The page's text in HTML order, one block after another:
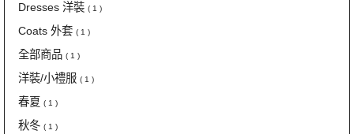
Dresses 洋裝 ( 1 )
Coats 外套 ( 1 )
全部商品 ( 1 )
洋裝/小禮服 ( 1 )
春夏 ( 1 )
秋冬 ( 1 )